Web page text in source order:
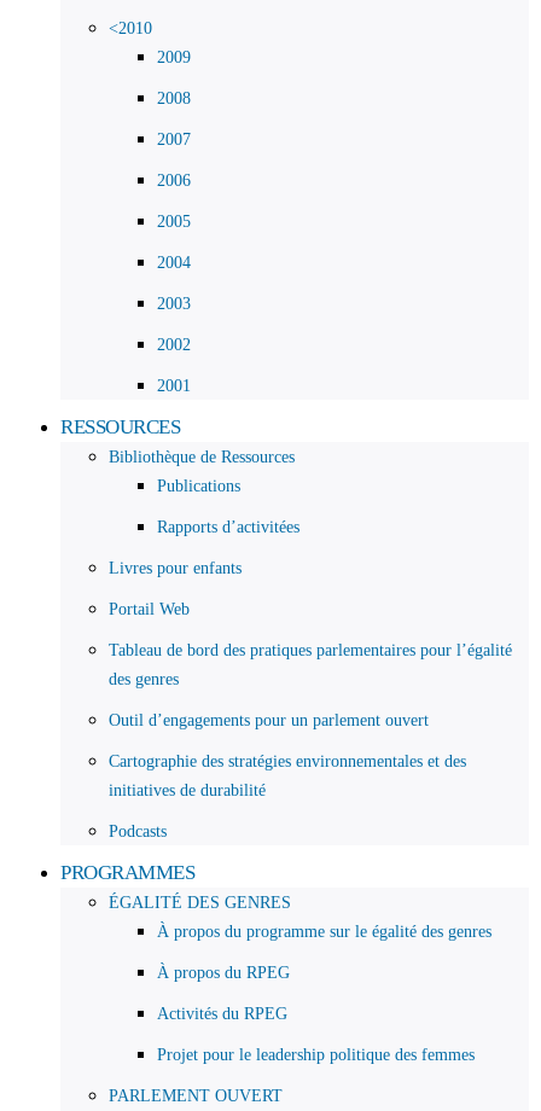
<2010
2009
2008
2007
2006
2005
2004
2003
2002
2001
RESSOURCES
Bibliothèque de Ressources
Publications
Rapports d’activitées
Livres pour enfants
Portail Web
Tableau de bord des pratiques parlementaires pour l’égalité
des genres
Outil d’engagements pour un parlement ouvert
Cartographie des stratégies environnementales et des
initiatives de durabilité
Podcasts
PROGRAMMES
ÉGALITÉ DES GENRES
À propos du programme sur le égalité des genres
À propos du RPEG
Activités du RPEG
Projet pour le leadership politique des femmes
PARLEMENT OUVERT